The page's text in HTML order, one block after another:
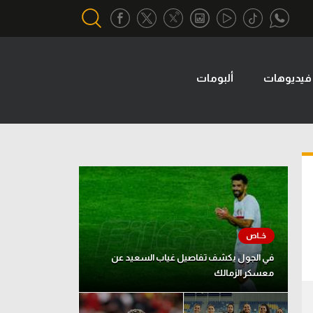
تحقيق في الجول
تقرير في الجول
تحليل في الجول
حكايات في الجول
كويز في الجول
فيديو في الجول
فيديوهات ألبومات
في الجول يكشف تفاصيل غياب السعيد عن
معسكر الزمالك